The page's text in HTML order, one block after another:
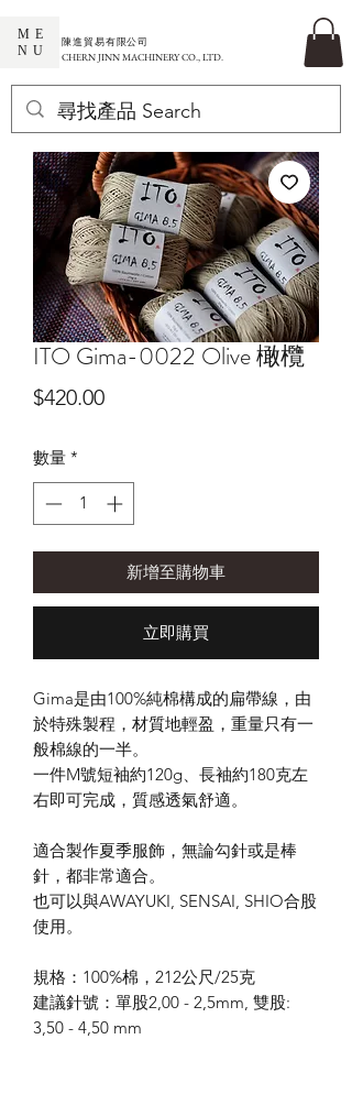
ME
NU
​陳進貿易有限公司
CHERN JINN MACHINERY CO., LTD.
ITO Gima-0022 Olive 橄欖
$420.00價
數量 *
新增至購物車
立即購買
Gima是由100%純棉構成的扁帶線，由
於特殊製程，材質地輕盈，重量只有一
般棉線的一半。
一件M號短袖約120g、長袖約180克左
右即可完成，質感透氣舒適。
適合製作夏季服飾，無論勾針或是棒
針，都非常適合。
也可以與AWAYUKI, SENSAI, SHIO合股
使用。
規格： 100%棉， 212公尺 /25克
建議針號：單股2,00 - 2,5mm, 雙股:
3,50 - 4,50 mm